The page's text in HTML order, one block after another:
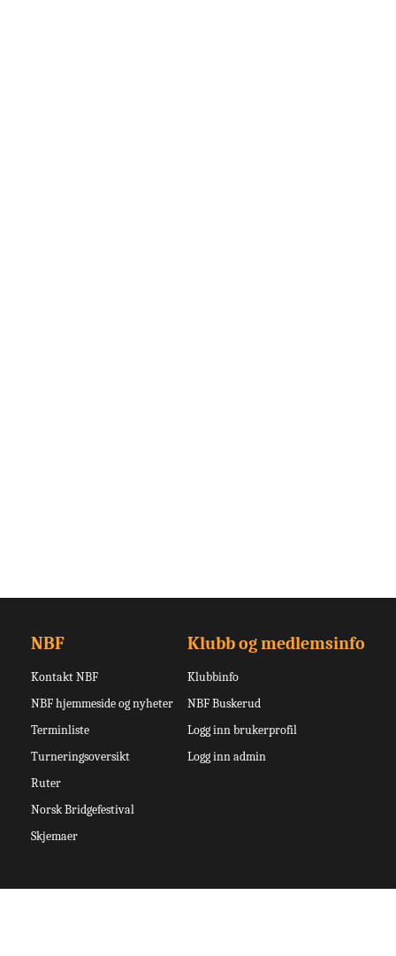
NBF
Kontakt NBF
NBF hjemmeside og nyheter
Terminliste
Turneringsoversikt
Ruter
Norsk Bridgefestival
Skjemaer
Klubb og medlemsinfo
Klubbinfo
NBF Buskerud
Logg inn brukerprofil
Logg inn admin